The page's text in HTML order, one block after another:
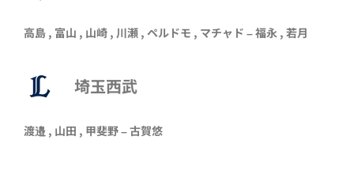
高島 , 富山 , 山崎 , 川瀬 , ペルドモ , マチャド –福永 , 若月
埼玉西武
渡邉 , 山田 , 甲斐野–古賀悠